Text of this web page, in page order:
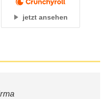
jetzt ansehen